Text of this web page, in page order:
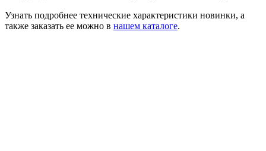
Узнать подробнее технические характеристики новинки, а
также заказать ее можно в нашем каталоге.